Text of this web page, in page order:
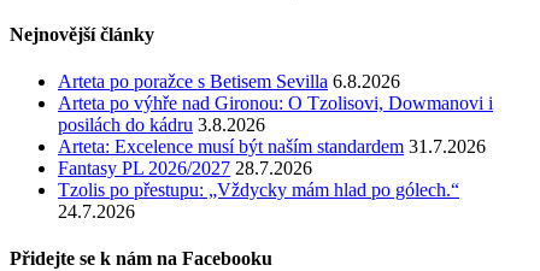
Nejnovější články
Arteta po poražce s Betisem Sevilla 6.8.2026
Arteta po výhře nad Gironou: O Tzolisovi, Dowmanovi i
posilách do kádru 3.8.2026
Arteta: Excelence musí být naším standardem 31.7.2026
Fantasy PL 2026/2027 28.7.2026
Tzolis po přestupu: „Vždycky mám hlad po gólech.“
24.7.2026
Přidejte se k nám na Facebooku